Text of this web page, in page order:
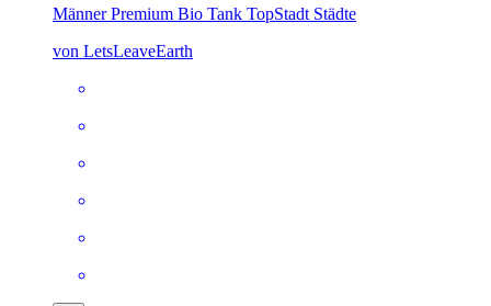
Männer Premium Bio Tank TopStadt Städte
von LetsLeaveEarth